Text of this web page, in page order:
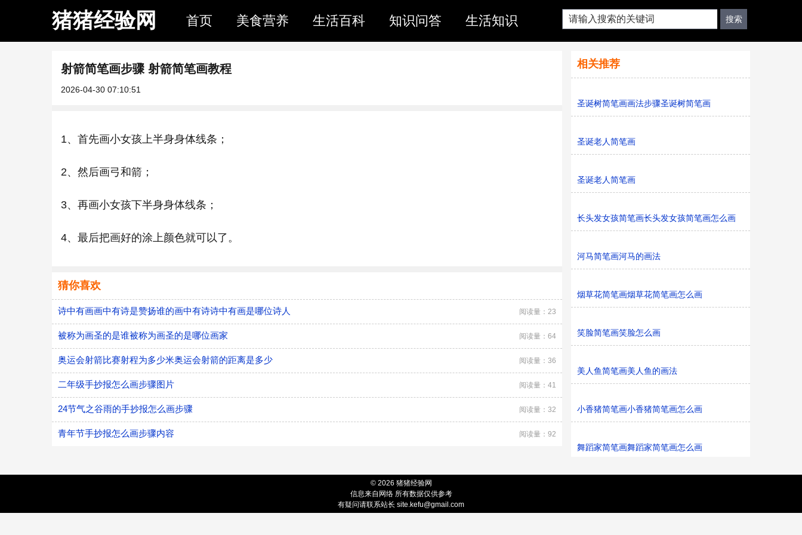
猪猪经验网 首页 美食营养 生活百科 知识问答 生活知识
射箭简笔画步骤 射箭简笔画教程
2026-04-30 07:10:51
1、首先画小女孩上半身身体线条；
2、然后画弓和箭；
3、再画小女孩下半身身体线条；
4、最后把画好的涂上颜色就可以了。
猜你喜欢
诗中有画画中有诗是赞扬谁的画中有诗诗中有画是哪位诗人 阅读量：23
被称为画圣的是谁被称为画圣的是哪位画家 阅读量：64
奥运会射箭比赛射程为多少米奥运会射箭的距离是多少 阅读量：36
二年级手抄报怎么画步骤图片 阅读量：41
24节气之谷雨的手抄报怎么画步骤 阅读量：32
青年节手抄报怎么画步骤内容 阅读量：92
相关推荐
圣诞树简笔画画法步骤圣诞树简笔画
圣诞老人简笔画
圣诞老人简笔画
长头发女孩简笔画长头发女孩简笔画怎么画
河马简笔画河马的画法
烟草花简笔画烟草花简笔画怎么画
笑脸简笔画笑脸怎么画
美人鱼简笔画美人鱼的画法
小香猪简笔画小香猪简笔画怎么画
舞蹈家简笔画舞蹈家简笔画怎么画
© 2026 猪猪经验网
信息来自网络 所有数据仅供参考
有疑问请联系站长 site.kefu@gmail.com